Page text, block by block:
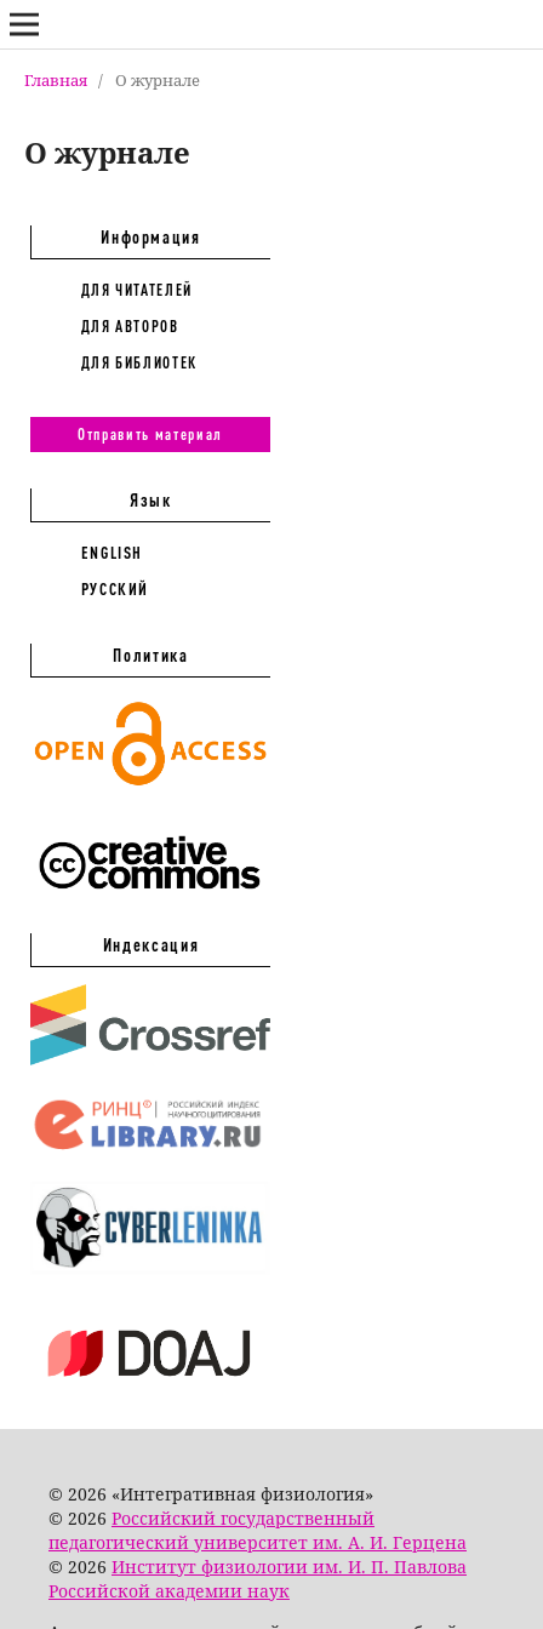
Главная / О журнале
О журнале
Информация
ДЛЯ ЧИТАТЕЛЕЙ
ДЛЯ АВТОРОВ
ДЛЯ БИБЛИОТЕК
Отправить материал
Язык
ENGLISH
РУССКИЙ
Политика
Индексация
© 2026 «Интегративная физиология»
© 2026 Российский государственный
педагогический университет им. А. И. Герцена
© 2026 Институт физиологии им. И. П. Павлова
Российской академии наук